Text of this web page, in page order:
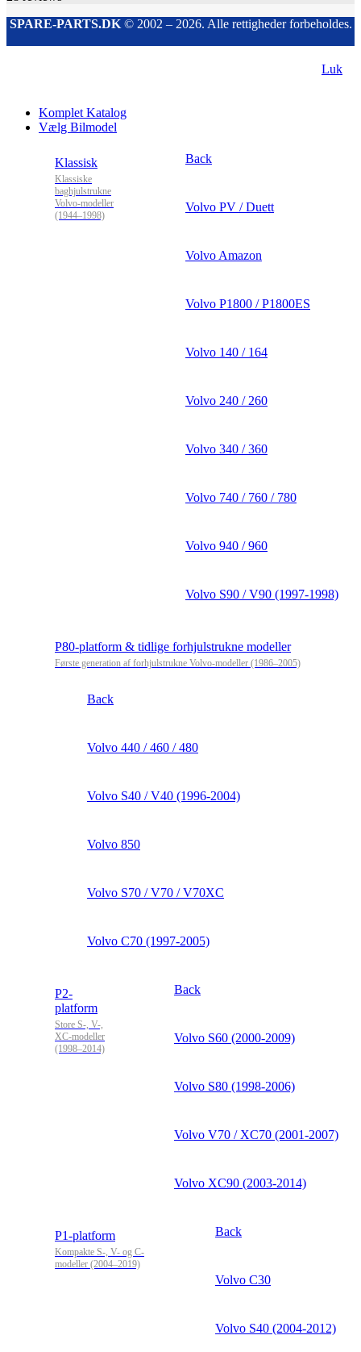
SPARE-PARTS.DK© 2002 – 2026. Alle rettigheder forbeholdes.
Luk
Komplet Katalog
Vælg Bilmodel
Klassisk
Klassiske
baghjulstrukne
Volvo-modeller
(1944–1998)
Back
Volvo PV / Duett
Volvo Amazon
Volvo P1800 / P1800ES
Volvo 140 / 164
Volvo 240 / 260
Volvo 340 / 360
Volvo 740 / 760 / 780
Volvo 940 / 960
Volvo S90 / V90 (1997-1998)
P80-platform & tidlige forhjulstrukne modeller
Første generation af forhjulstrukne Volvo-modeller (1986–2005)
Back
Volvo 440 / 460 / 480
Volvo S40 / V40 (1996-2004)
Volvo 850
Volvo S70 / V70 / V70XC
Volvo C70 (1997-2005)
P2-
platform
Store S-, V-,
XC-modeller
(1998–2014)
Back
Volvo S60 (2000-2009)
Volvo S80 (1998-2006)
Volvo V70 / XC70 (2001-2007)
Volvo XC90 (2003-2014)
P1-platform
Kompakte S-, V- og C-
modeller (2004–2019)
Back
Volvo C30
Volvo S40 (2004-2012)